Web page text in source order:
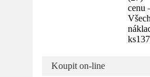
cenu
ks
Koupit on-line